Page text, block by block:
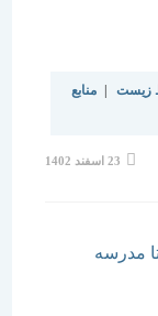
| منابع